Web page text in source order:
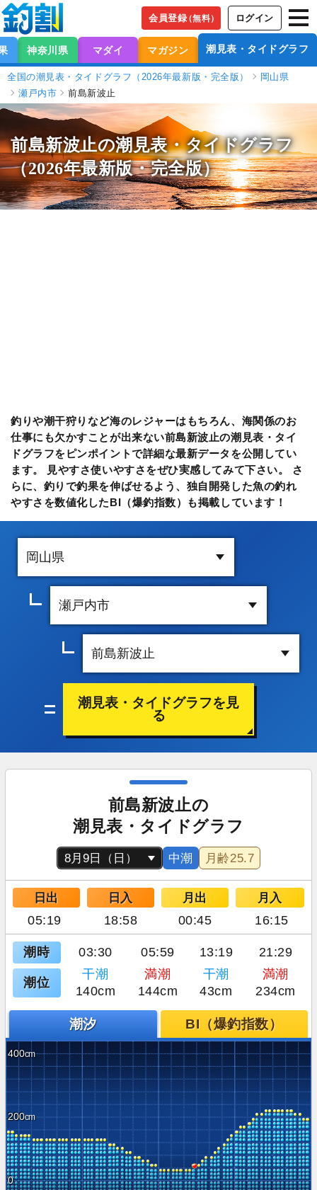
会員登録（無料） ログイン
神奈川県 マダイ マガジン 潮見表・タイドグラフ
全国の潮見表・タイドグラフ（2026年最新版・完全版）
岡山県
瀬戸内市
前島新波止
前島新波止の潮見表・タイドグラフ
（2026年最新版・完全版）
釣りや潮干狩りなど海のレジャーはもちろん、海関係のお
仕事にも欠かすことが出来ない前島新波止の潮見表・タイ
ドグラフをピンポイントで詳細な最新データを公開してい
ます。 見やすさ使いやすさをぜひ実感してみて下さい。 さ
らに、釣りで釣果を伸ばせるよう、独自開発した魚の釣れ
やすさを数値化したBI（爆釣指数）も掲載しています！
潮見表・タイドグラフを見
る
前島新波止の
潮見表・タイドグラフ
中潮 月齢25.7
日出 日入 月出 月入
05:19 18:58 00:45 16:15
潮時 03:30 05:59 13:19 21:29
潮位
干潮 満潮 干潮
満潮
140cm
144cm 43cm 234cm
潮汐 BI（爆釣指数）
400
200
0